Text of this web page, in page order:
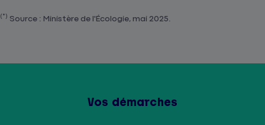
(*) Source : Ministère de l'Écologie, mai 2025.
Vos démarches